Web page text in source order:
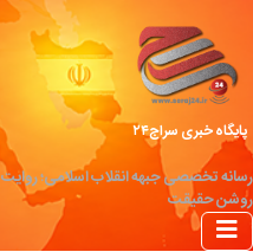
پایگاه خبری سراج۲۴
رسانه تخصصی جبهه انقلاب اسلامی؛ روایت
روشن حقیقت